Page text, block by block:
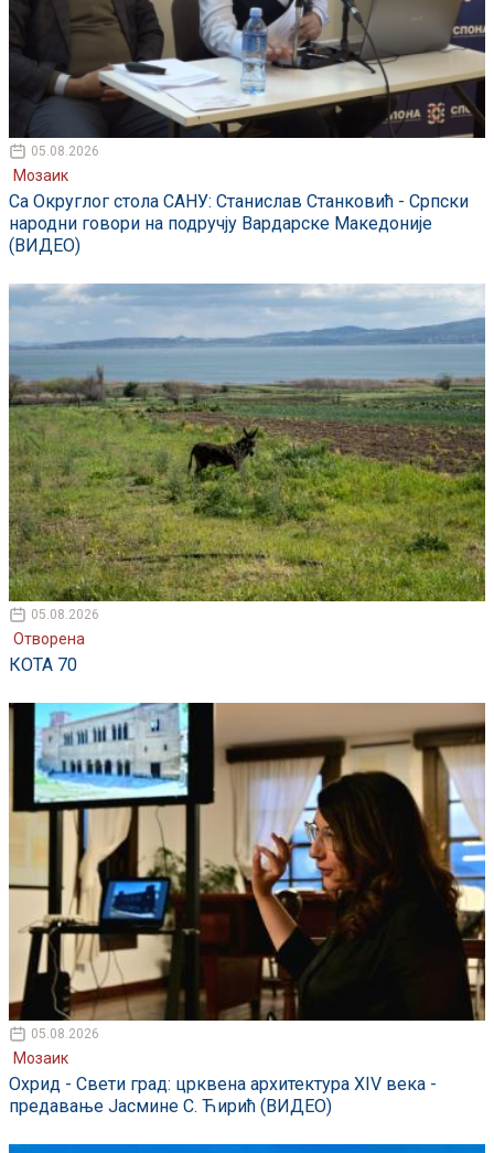
05.08.2026
Мозаик
Са Округлог стола САНУ: Станислав Станковић - Српски
народни говори на подручју Вардарске Македоније
(ВИДЕО)
05.08.2026
Отворена
КОТА 70
05.08.2026
Мозаик
Охрид - Свети град: црквена архитектура XIV века -
предавање Јасмине С. Ћирић (ВИДЕО)